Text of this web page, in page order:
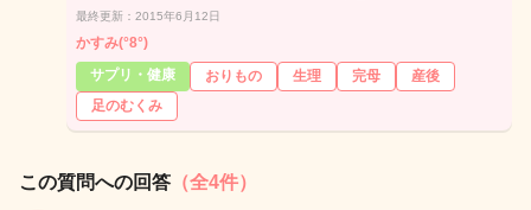
最終更新：2015年6月12日
かすみ(°8°)
サプリ・健康
おりもの 生理 完母
産後
足のむくみ
この質問への回答 （全4件）